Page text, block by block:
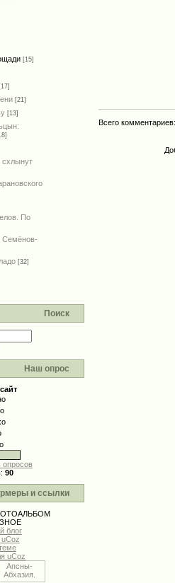
[15]
[17]
[21]
[13]
схлынут
По
Семёнов-
[32]
Поиск
Наш опрос
опросов
90
и ссылки
блог
uCoz
Всего комментариев